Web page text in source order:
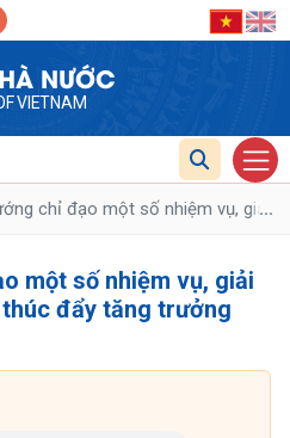
NƯỚC
VIETNAM
chỉ đạo một số nhiệm vụ, giải
...
một số nhiệm vụ, giải
đẩy tăng trưởng